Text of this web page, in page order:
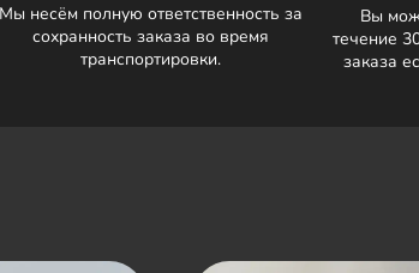
Мы несём полную ответственность за
сохранность заказа во время
транспортировки.
Вы
течение
заказа